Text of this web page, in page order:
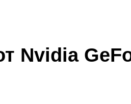
Nvidia